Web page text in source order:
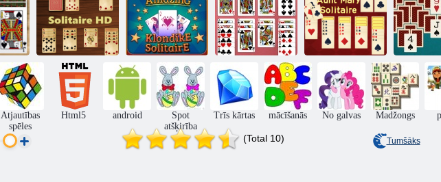
Solitārs
Mistiski
Mahjong
piedzīvojumi
Trojs Solitaire
Zirnekļcilvēka
solitaire
Strike
Solitaire HD
Pārsteidzošs
Klondike
Solitaire
Kaķu solitaire
Tante Mary
Solitaire
Spēles
Atjautības
spēles
Html5 android
Spot
atšķirība
Trīs kārtas mācīšanās No galvas Madžongs
(Total 10) Tumšāks